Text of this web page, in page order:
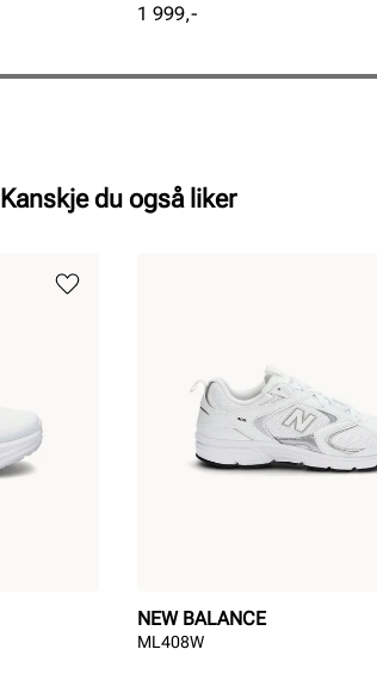
Pris
1 999,-
Kanskje du også liker
NEW BALANCE
ML408W